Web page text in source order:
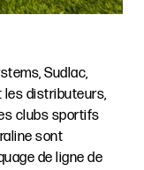
Sudlac,
les distributeurs,
clubs sportifs
sont
de ligne de